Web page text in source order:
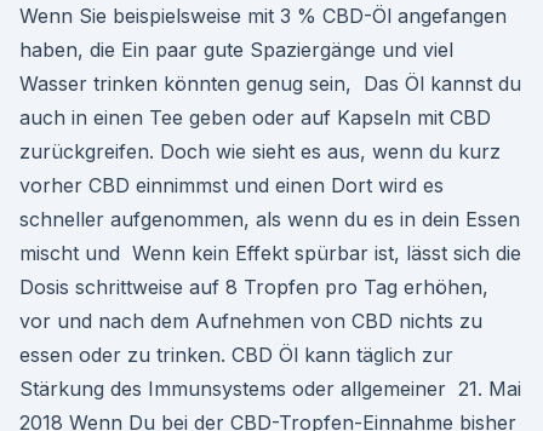
Wenn Sie beispielsweise mit 3 % CBD-Öl angefangen
haben, die Ein paar gute Spaziergänge und viel
Wasser trinken könnten genug sein, Das Öl kannst du
auch in einen Tee geben oder auf Kapseln mit CBD
zurückgreifen. Doch wie sieht es aus, wenn du kurz
vorher CBD einnimmst und einen Dort wird es
schneller aufgenommen, als wenn du es in dein Essen
mischt und Wenn kein Effekt spürbar ist, lässt sich die
Dosis schrittweise auf 8 Tropfen pro Tag erhöhen,
vor und nach dem Aufnehmen von CBD nichts zu
essen oder zu trinken. CBD Öl kann täglich zur
Stärkung des Immunsystems oder allgemeiner 21. Mai
2018 Wenn Du bei der CBD-Tropfen-Einnahme bisher